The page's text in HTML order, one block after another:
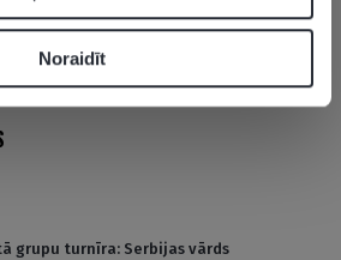
Noraidīt
komentējis
grupu turnīra: Serbijas vārds